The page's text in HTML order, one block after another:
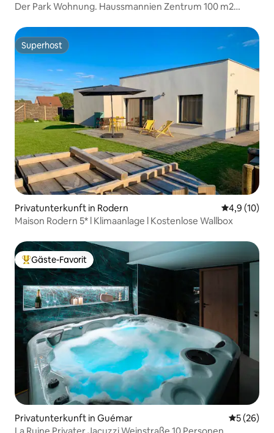
Der Park Wohnung. Haussmannien Zentrum 100 m2
Superhost
Superhost
Privatunterkunft in Rodern
4,9 (10)
Maison Rodern 5* l Klimaanlage l Kostenlose Wallbox
Beliebter Gäste-Favorit.
Gäste-Favorit
Privatunterkunft in Guémar
5 (26)